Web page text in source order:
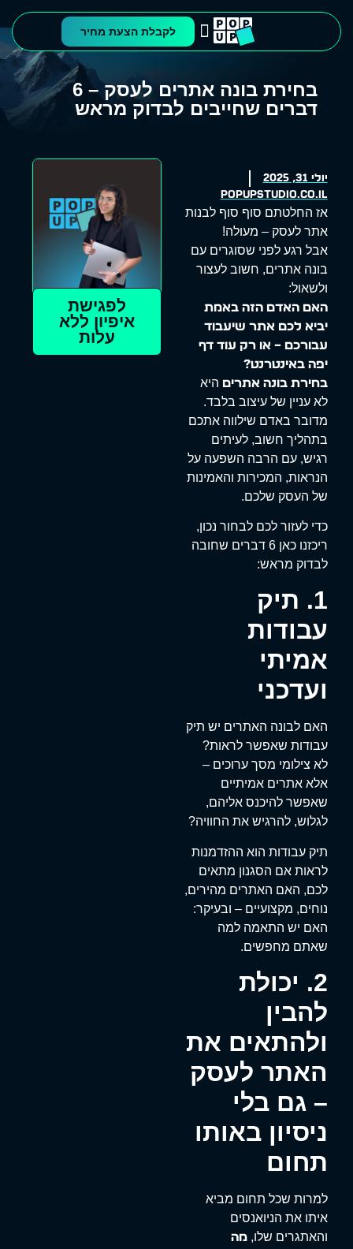
לקבלת הצעת מחיר
בחירת בונה אתרים לעסק – 6
דברים שחייבים לבדוק מראש
יולי 31, 2025
popupstudio.co.il
אז החלטתם סוף סוף לבנות
אתר לעסק – מעולה!
אבל רגע לפני שסוגרים עם
בונה אתרים, חשוב לעצור
ולשאול:
האם האדם הזה באמת
יביא לכם אתר שיעבוד
עבורכם – או רק עוד דף
יפה באינטרנט?
בחירת בונה אתרים היא
לא עניין של עיצוב בלבד.
מדובר באדם שילווה אתכם
בתהליך חשוב, לעיתים
רגיש, עם הרבה השפעה על
הנראות, המכירות והאמינות
של העסק שלכם.
כדי לעזור לכם לבחור נכון,
ריכזנו כאן 6 דברים שחובה
לבדוק מראש:
1. תיק
עבודות
אמיתי
ועדכני
האם לבונה האתרים יש תיק
עבודות שאפשר לראות?
לא צילומי מסך ערוכים –
אלא אתרים אמיתיים
שאפשר להיכנס אליהם,
לגלוש, להרגיש את החוויה?
תיק עבודות הוא ההזדמנות
לראות אם הסגנון מתאים
לכם, האם האתרים מהירים,
נוחים, מקצועיים – ובעיקר:
האם יש התאמה למה
שאתם מחפשים.
2. יכולת
להבין
ולהתאים את
האתר לעסק
– גם בלי
ניסיון באותו
תחום
למרות שכל תחום מביא
איתו את הניואנסים
והאתגרים שלו,מה
לפגישת
איפיון ללא
עלות